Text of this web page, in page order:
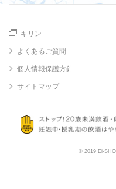
キリン
よくあるご質問
個人情報保護方針
サイトマップ
© 2019 Ei-